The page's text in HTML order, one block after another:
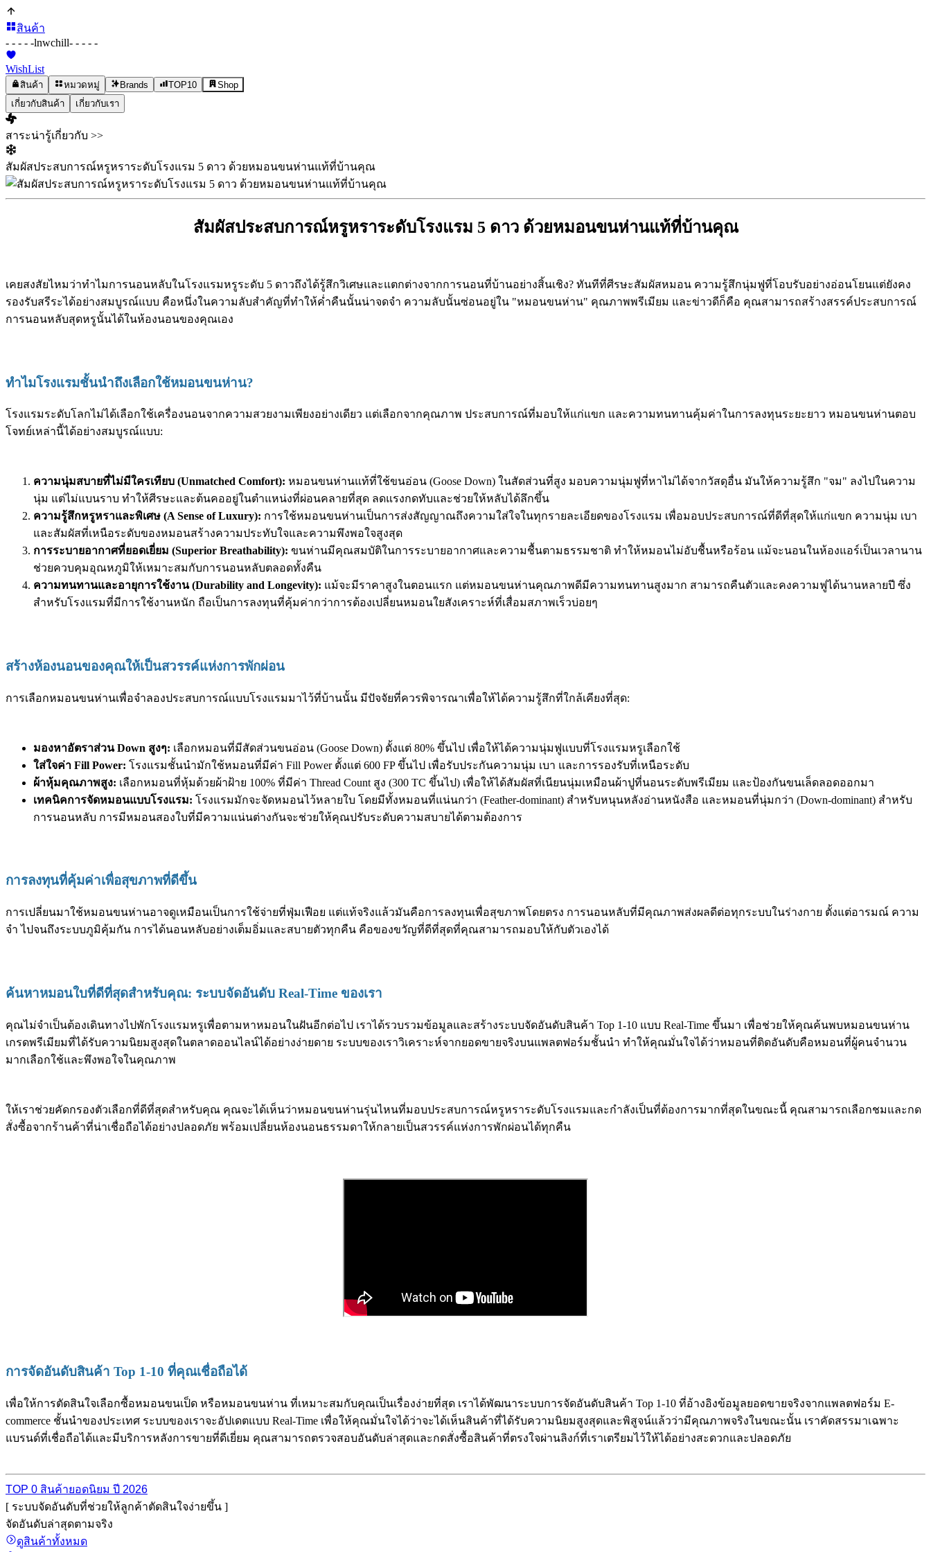
สินค้า
- - - - -lnwchill- - - - -
WishList
สินค้า หมวดหมู่ Brands TOP10
Shop
เกี่ยวกับสินค้า
เกี่ยวกับเรา
สาระน่ารู้เกี่ยวกับ >>
สัมผัสประสบการณ์หรูหราระดับโรงแรม 5 ดาว ด้วยหมอนขนห่านแท้ที่บ้านคุณ
สัมผัสประสบการณ์หรูหราระดับโรงแรม 5 ดาว ด้วยหมอนขนห่านแท้ที่บ้านคุณ
เคยสงสัยไหมว่าทำไมการนอนหลับในโรงแรมหรูระดับ 5 ดาวถึงได้รู้สึกวิเศษและแตกต่างจากการนอนที่บ้านอย่างสิ้นเชิง? ทันทีที่ศีรษะสัมผัสหมอน ความรู้สึกนุ่มฟูที่โอบรับอย่างอ่อนโยนแต่ยังคง
รองรับสรีระได้อย่างสมบูรณ์แบบ คือหนึ่งในความลับสำคัญที่ทำให้ค่ำคืนนั้นน่าจดจำ ความลับนั้นซ่อนอยู่ใน "หมอนขนห่าน" คุณภาพพรีเมียม และข่าวดีก็คือ คุณสามารถสร้างสรรค์ประสบการณ์
การนอนหลับสุดหรูนั้นได้ในห้องนอนของคุณเอง
ทำไมโรงแรมชั้นนำถึงเลือกใช้หมอนขนห่าน?
โรงแรมระดับโลกไม่ได้เลือกใช้เครื่องนอนจากความสวยงามเพียงอย่างเดียว แต่เลือกจากคุณภาพ ประสบการณ์ที่มอบให้แก่แขก และความทนทานคุ้มค่าในการลงทุนระยะยาว หมอนขนห่านตอบ
โจทย์เหล่านี้ได้อย่างสมบูรณ์แบบ:
ความนุ่มสบายที่ไม่มีใครเทียบ (Unmatched Comfort): หมอนขนห่านแท้ที่ใช้ขนอ่อน (Goose Down) ในสัดส่วนที่สูง มอบความนุ่มฟูที่หาไม่ได้จากวัสดุอื่น มันให้ความรู้สึก "จม" ลงไปในความ
นุ่ม แต่ไม่แบนราบ ทำให้ศีรษะและต้นคออยู่ในตำแหน่งที่ผ่อนคลายที่สุด ลดแรงกดทับและช่วยให้หลับได้ลึกขึ้น
ความรู้สึกหรูหราและพิเศษ (A Sense of Luxury): การใช้หมอนขนห่านเป็นการส่งสัญญาณถึงความใส่ใจในทุกรายละเอียดของโรงแรม เพื่อมอบประสบการณ์ที่ดีที่สุดให้แก่แขก ความนุ่ม เบา
และสัมผัสที่เหนือระดับของหมอนสร้างความประทับใจและความพึงพอใจสูงสุด
การระบายอากาศที่ยอดเยี่ยม (Superior Breathability): ขนห่านมีคุณสมบัติในการระบายอากาศและความชื้นตามธรรมชาติ ทำให้หมอนไม่อับชื้นหรือร้อน แม้จะนอนในห้องแอร์เป็นเวลานาน
ช่วยควบคุมอุณหภูมิให้เหมาะสมกับการนอนหลับตลอดทั้งคืน
ความทนทานและอายุการใช้งาน (Durability and Longevity): แม้จะมีราคาสูงในตอนแรก แต่หมอนขนห่านคุณภาพดีมีความทนทานสูงมาก สามารถคืนตัวและคงความฟูได้นานหลายปี ซึ่ง
สำหรับโรงแรมที่มีการใช้งานหนัก ถือเป็นการลงทุนที่คุ้มค่ากว่าการต้องเปลี่ยนหมอนใยสังเคราะห์ที่เสื่อมสภาพเร็วบ่อยๆ
สร้างห้องนอนของคุณให้เป็นสวรรค์แห่งการพักผ่อน
การเลือกหมอนขนห่านเพื่อจำลองประสบการณ์แบบโรงแรมมาไว้ที่บ้านนั้น มีปัจจัยที่ควรพิจารณาเพื่อให้ได้ความรู้สึกที่ใกล้เคียงที่สุด:
มองหาอัตราส่วน Down สูงๆ: เลือกหมอนที่มีสัดส่วนขนอ่อน (Goose Down) ตั้งแต่ 80% ขึ้นไป เพื่อให้ได้ความนุ่มฟูแบบที่โรงแรมหรูเลือกใช้
ใส่ใจค่า Fill Power: โรงแรมชั้นนำมักใช้หมอนที่มีค่า Fill Power ตั้งแต่ 600 FP ขึ้นไป เพื่อรับประกันความนุ่ม เบา และการรองรับที่เหนือระดับ
ผ้าหุ้มคุณภาพสูง: เลือกหมอนที่หุ้มด้วยผ้าฝ้าย 100% ที่มีค่า Thread Count สูง (300 TC ขึ้นไป) เพื่อให้ได้สัมผัสที่เนียนนุ่มเหมือนผ้าปูที่นอนระดับพรีเมียม และป้องกันขนเล็ดลอดออกมา
เทคนิคการจัดหมอนแบบโรงแรม: โรงแรมมักจะจัดหมอนไว้หลายใบ โดยมีทั้งหมอนที่แน่นกว่า (Feather-dominant) สำหรับหนุนหลังอ่านหนังสือ และหมอนที่นุ่มกว่า (Down-dominant) สำหรับ
การนอนหลับ การมีหมอนสองใบที่มีความแน่นต่างกันจะช่วยให้คุณปรับระดับความสบายได้ตามต้องการ
การลงทุนที่คุ้มค่าเพื่อสุขภาพที่ดีขึ้น
การเปลี่ยนมาใช้หมอนขนห่านอาจดูเหมือนเป็นการใช้จ่ายที่ฟุ่มเฟือย แต่แท้จริงแล้วมันคือการลงทุนเพื่อสุขภาพโดยตรง การนอนหลับที่มีคุณภาพส่งผลดีต่อทุกระบบในร่างกาย ตั้งแต่อารมณ์ ความ
จำ ไปจนถึงระบบภูมิคุ้มกัน การได้นอนหลับอย่างเต็มอิ่มและสบายตัวทุกคืน คือของขวัญที่ดีที่สุดที่คุณสามารถมอบให้กับตัวเองได้
ค้นหาหมอนใบที่ดีที่สุดสำหรับคุณ: ระบบจัดอันดับ Real-Time ของเรา
คุณไม่จำเป็นต้องเดินทางไปพักโรงแรมหรูเพื่อตามหาหมอนในฝันอีกต่อไป เราได้รวบรวมข้อมูลและสร้างระบบจัดอันดับสินค้า Top 1-10 แบบ Real-Time ขึ้นมา เพื่อช่วยให้คุณค้นพบหมอนขนห่าน
เกรดพรีเมียมที่ได้รับความนิยมสูงสุดในตลาดออนไลน์ได้อย่างง่ายดาย ระบบของเราวิเคราะห์จากยอดขายจริงบนแพลตฟอร์มชั้นนำ ทำให้คุณมั่นใจได้ว่าหมอนที่ติดอันดับคือหมอนที่ผู้คนจำนวน
มากเลือกใช้และพึงพอใจในคุณภาพ
ให้เราช่วยคัดกรองตัวเลือกที่ดีที่สุดสำหรับคุณ คุณจะได้เห็นว่าหมอนขนห่านรุ่นไหนที่มอบประสบการณ์หรูหราระดับโรงแรมและกำลังเป็นที่ต้องการมากที่สุดในขณะนี้ คุณสามารถเลือกชมและกด
สั่งซื้อจากร้านค้าที่น่าเชื่อถือได้อย่างปลอดภัย พร้อมเปลี่ยนห้องนอนธรรมดาให้กลายเป็นสวรรค์แห่งการพักผ่อนได้ทุกคืน
การจัดอันดับสินค้า Top 1-10 ที่คุณเชื่อถือได้
เพื่อให้การตัดสินใจเลือกซื้อหมอนขนเป็ด หรือหมอนขนห่าน ที่เหมาะสมกับคุณเป็นเรื่องง่ายที่สุด เราได้พัฒนาระบบการจัดอันดับสินค้า Top 1-10 ที่อ้างอิงข้อมูลยอดขายจริงจากแพลตฟอร์ม E-
commerce ชั้นนำของประเทศ ระบบของเราจะอัปเดตแบบ Real-Time เพื่อให้คุณมั่นใจได้ว่าจะได้เห็นสินค้าที่ได้รับความนิยมสูงสุดและพิสูจน์แล้วว่ามีคุณภาพจริงในขณะนั้น เราคัดสรรมาเฉพาะ
แบรนด์ที่เชื่อถือได้และมีบริการหลังการขายที่ดีเยี่ยม คุณสามารถตรวจสอบอันดับล่าสุดและกดสั่งซื้อสินค้าที่ตรงใจผ่านลิงก์ที่เราเตรียมไว้ให้ได้อย่างสะดวกและปลอดภัย
TOP 0 สินค้ายอดนิยม ปี 2026
[ ระบบจัดอันดับที่ช่วยให้ลูกค้าตัดสินใจง่ายขึ้น ]
จัดอันดับล่าสุดตามจริง
ดูสินค้าทั้งหมด